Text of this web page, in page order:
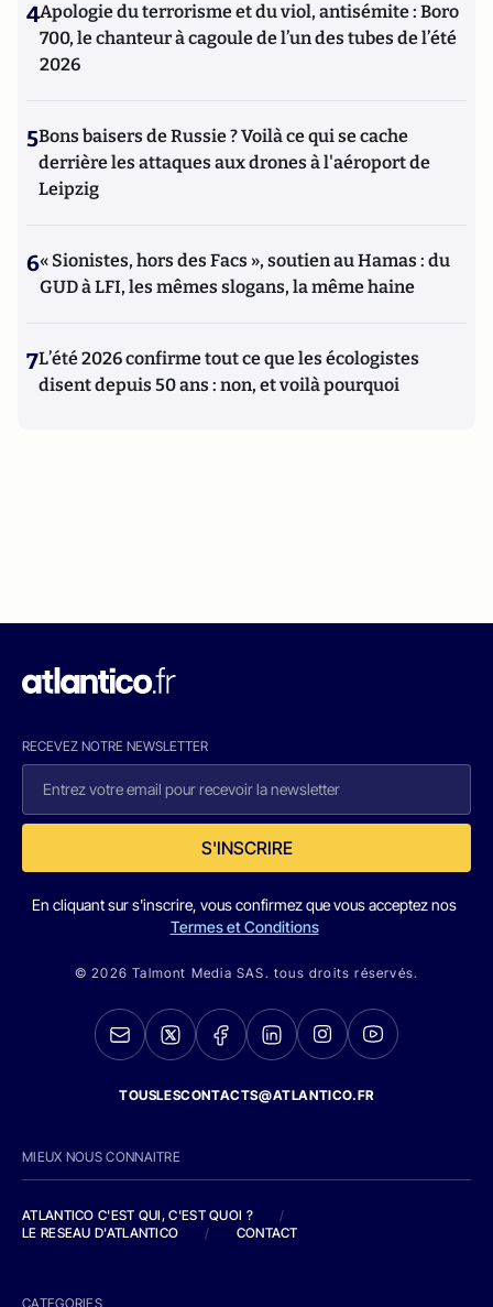
4Apologie du terrorisme et du viol, antisémite : Boro
700, le chanteur à cagoule de l’un des tubes de l’été
2026
5Bons baisers de Russie ? Voilà ce qui se cache
derrière les attaques aux drones à l'aéroport de
Leipzig
6« Sionistes, hors des Facs », soutien au Hamas : du
GUD à LFI, les mêmes slogans, la même haine
7L’été 2026 confirme tout ce que les écologistes
disent depuis 50 ans : non, et voilà pourquoi
RECEVEZ NOTRE NEWSLETTER
S'INSCRIRE
En cliquant sur s'inscrire, vous confirmez que vous acceptez nos
Termes et Conditions
© 2026 Talmont Media SAS. tous droits réservés.
TOUSLESCONTACTS@ATLANTICO.FR
MIEUX NOUS CONNAITRE
ATLANTICO C'EST QUI, C'EST QUOI ?
/
LE RESEAU D'ATLANTICO
/ CONTACT
CATEGORIES